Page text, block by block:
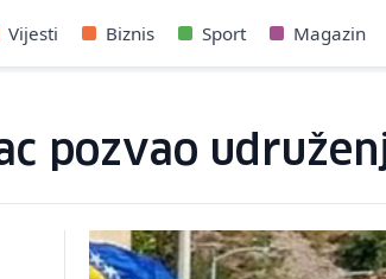
Vijesti Biznis Sport Magazin
pozvao